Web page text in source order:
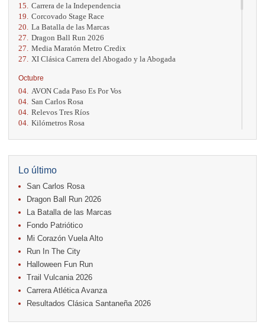
15. Carrera de la Independencia
19. Corcovado Stage Race
20. La Batalla de las Marcas
27. Dragon Ball Run 2026
27. Media Maratón Metro Credix
27.
XI Clásica Carrera del Abogado y la Abogada
Octubre
04. AVON Cada Paso Es Por Vos
04. San Carlos Rosa
04. Relevos Tres Ríos
04. Kilómetros Rosa
18. Casa Turire Trail Run
18.
Warriors Run Circuit
18. Samsung Jacó Beach Half Marathon 2026
25. KRun by Under Armour
25. Run Alajuela
31.
Halloween Fun Run
Noviembre
08. Lindora Run
15. Entre Pan y Rosas
Diciembre
Trail Vulcania 2026
12. Media Maratón Puntarenas 2026
Lo último
San Carlos Rosa
Dragon Ball Run 2026
La Batalla de las Marcas
Fondo Patriótico
Mi Corazón Vuela Alto
Run In The City
Halloween Fun Run
Trail Vulcania 2026
Carrera Atlética Avanza
Resultados Clásica Santaneña 2026